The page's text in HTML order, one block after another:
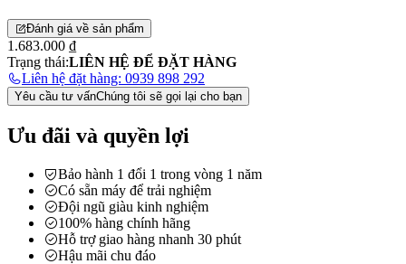
Đánh giá về sản phẩm
1.683.000 ₫
Trạng thái:LIÊN HỆ ĐỂ ĐẶT HÀNG
Liên hệ đặt hàng: 0939 898 292
Yêu cầu tư vấnChúng tôi sẽ gọi lại cho bạn
Ưu đãi và quyền lợi
Bảo hành 1 đổi 1 trong vòng 1 năm
Có sẵn máy để trải nghiệm
Đội ngũ giàu kinh nghiệm
100% hàng chính hãng
Hỗ trợ giao hàng nhanh 30 phút
Hậu mãi chu đáo